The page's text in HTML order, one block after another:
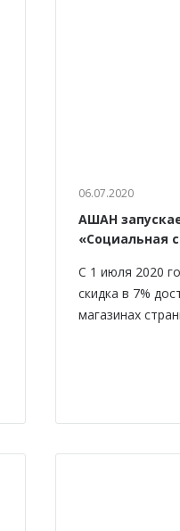
06.07.2020
АШАН
«Социальная
С 1 июля 2020
скидка в 7%
магазинах